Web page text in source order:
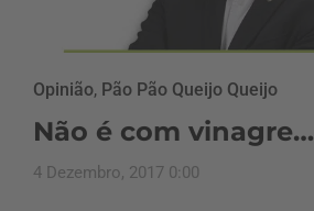
Opinião, Pão Pão Queijo Queijo
Não é com vinagre…
4 Dezembro, 2017 0:00